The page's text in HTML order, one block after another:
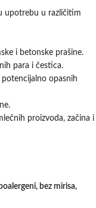
upotrebu u različitim
i betonske prašine.
para i čestica.
opasnih
proizvoda, začina i
bez mirisa,